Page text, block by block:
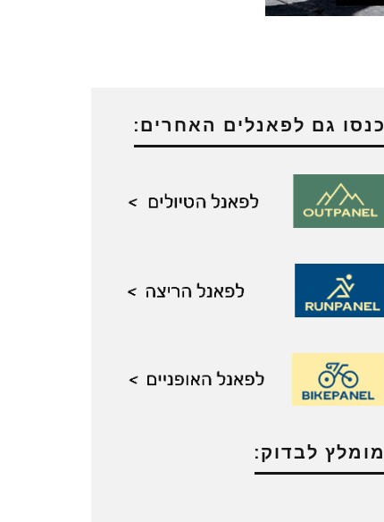
כנסו גם לפאנלים האחרים:
מומלץ לבדוק: